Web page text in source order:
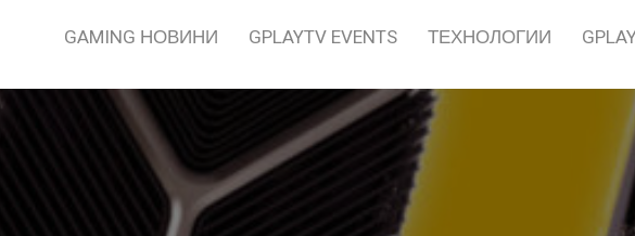
GAMING НОВИНИ GPLAYTV EVENTS ТЕХНОЛОГИИ